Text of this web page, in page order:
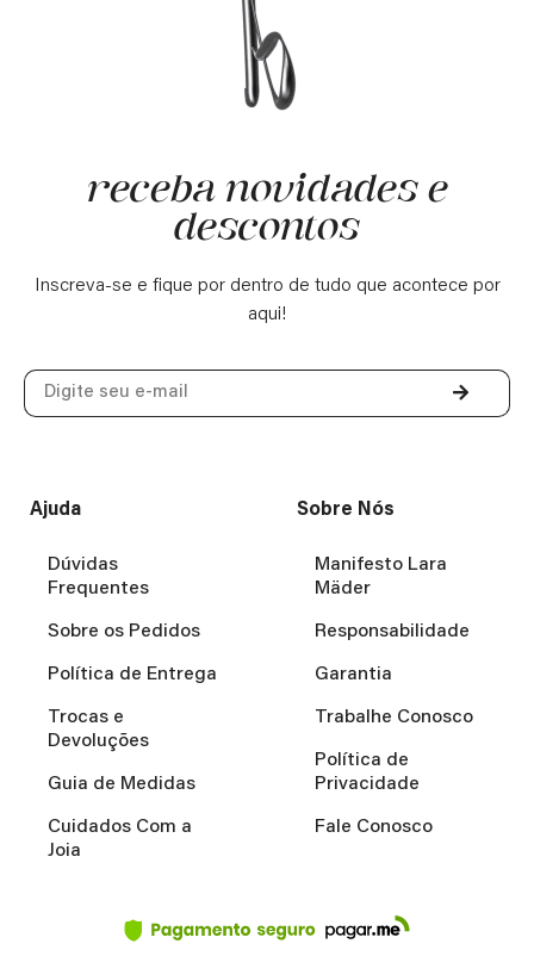
receba novidades e
descontos
Inscreva-se e fique por dentro de tudo que acontece por
aqui!
Ajuda
Dúvidas
Frequentes
Sobre os Pedidos
Política de Entrega
Trocas e
Devoluções
Guia de Medidas
Cuidados Com a
Joia
Sobre Nós
Manifesto Lara
Mäder
Responsabilidade
Garantia
Trabalhe Conosco
Política de
Privacidade
Fale Conosco